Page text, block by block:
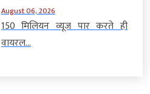
August 06, 2026
150 मिलियन व्यूज पार करते ही
वायरल...